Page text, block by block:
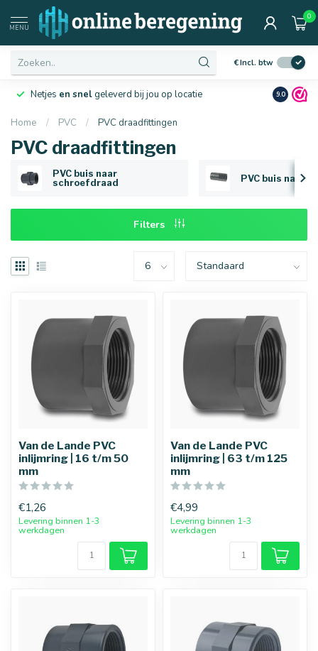
MENU
0
€Incl. btw
Netjes en snelgeleverd bij jou op locatie Ruim10
9.0
Home / PVC / PVC draadfittingen
PVC draadfittingen
PVC buis naar
schroefdraad
PVC buis naar
Filters
Van de Lande PVC
inlijmring | 16 t/m 50
mm
€1,26
Levering binnen 1-3
werkdagen
Van de Lande PVC
inlijmring | 63 t/m 125
mm
€4,99
Levering binnen 1-3
werkdagen
Afmetingen
16 mm